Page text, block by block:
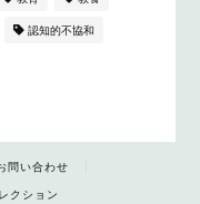
認知的不協和
問い合わせ
クション